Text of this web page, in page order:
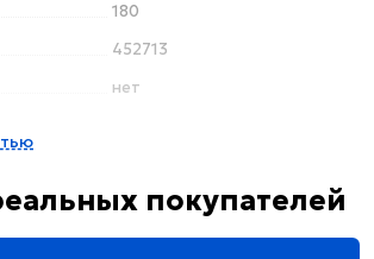
180
452713
нет
рисунок / белый / черный
глянцевая
покупателей